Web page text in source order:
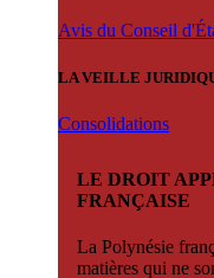
Avis du Conseil
LA VEILLE
Consolidations
LE DROIT
FRANÇAISE
La Polynésie
matières qui ne